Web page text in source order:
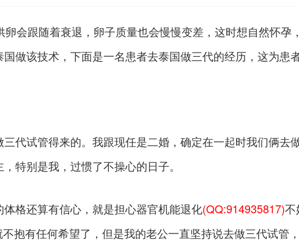
会跟随着衰退，卵子质量也会慢慢变差，这时想自然怀
国做该技术，下面是一名患者去泰国做三代的经历，这为患
代试管得来的。我跟现任是二婚，确定在一起时我们俩去
特别是我，过惯了不操心的日子。
格还算有信心，就是担心器官机能退化(QQ:914935817)不
抱有任何希望了，但是我的老公一直坚持说去做三代试管，